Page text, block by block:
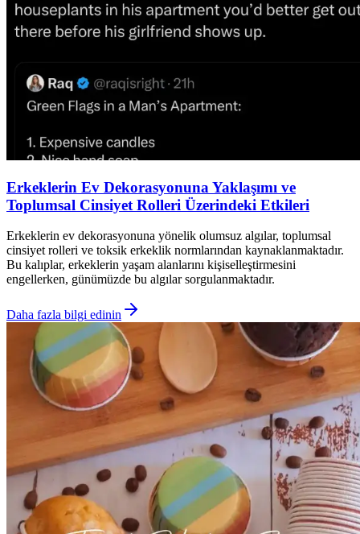
Erkeklerin Ev Dekorasyonuna Yaklaşımı ve
Toplumsal Cinsiyet Rolleri Üzerindeki Etkileri
Erkeklerin ev dekorasyonuna yönelik olumsuz algılar, toplumsal
cinsiyet rolleri ve toksik erkeklik normlarından kaynaklanmaktadır.
Bu kalıplar, erkeklerin yaşam alanlarını kişiselleştirmesini
engellerken, günümüzde bu algılar sorgulanmaktadır.
Daha fazla bilgi edinin